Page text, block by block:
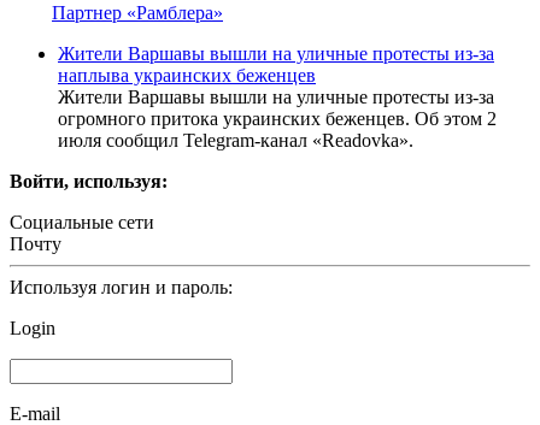
Партнер «Рамблера»
Жители Варшавы вышли на уличные протесты из-за
наплыва украинских беженцев
Жители Варшавы вышли на уличные протесты из-за
огромного притока украинских беженцев. Об этом 2
июля сообщил Telegram-канал «Readovka».
Войти, используя:
Социальные сети
Почту
Используя логин и пароль:
Login
E-mail